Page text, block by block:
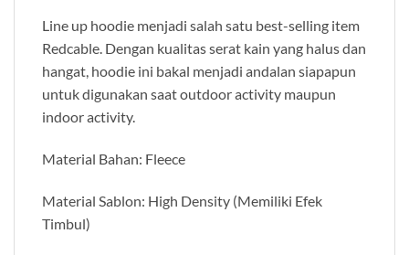
Line up hoodie menjadi salah satu best-selling item
Redcable. Dengan kualitas serat kain yang halus dan
hangat, hoodie ini bakal menjadi andalan siapapun
untuk digunakan saat outdoor activity maupun
indoor activity.
Material Bahan: Fleece
Material Sablon: High Density (Memiliki Efek
Timbul)